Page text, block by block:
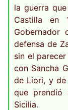
la guerra
Castilla en
defensa de
sin el
con Sancha
de Liori, y de
que prendió
Sicilia.